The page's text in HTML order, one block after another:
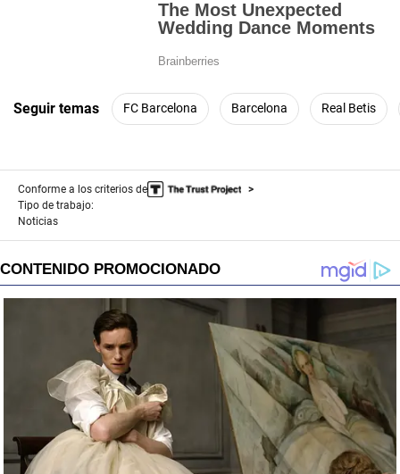
Seguir temas FC Barcelona Barcelona Real Betis
Conforme a los criterios de
Tipo de trabajo:
Noticias